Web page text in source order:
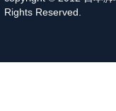
Rights Reserved.